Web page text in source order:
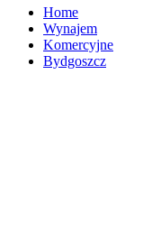
Home
Wynajem
Komercyjne
Bydgoszcz